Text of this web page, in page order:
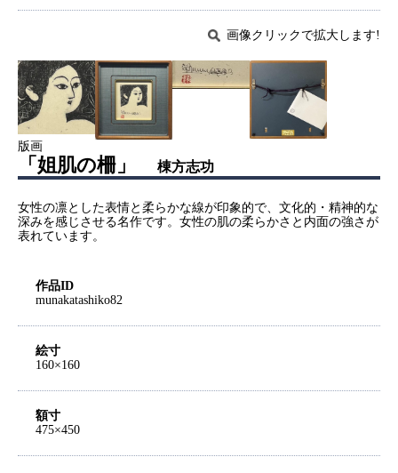
画像クリックで拡大します!
版画
「姐肌の柵」 棟方志功
女性の凛とした表情と柔らかな線が印象的で、文化的・精神的な
深みを感じさせる名作です。女性の肌の柔らかさと内面の強さが
表れています。
作品ID
munakatashiko82
絵寸
160×160
額寸
475×450